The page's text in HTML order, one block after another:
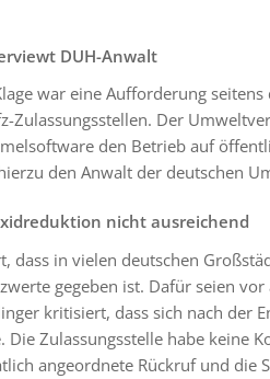
DUH-Anwalt
war eine Aufforderung
Zulassungsstellen. Der
den Betrieb auf
den Anwalt der deutschen
nicht ausreichend
dass in vielen deutschen
gegeben ist. Dafür seien
kritisiert, dass sich nach der
Die Zulassungsstelle habe keine
angeordnete Rückruf und die